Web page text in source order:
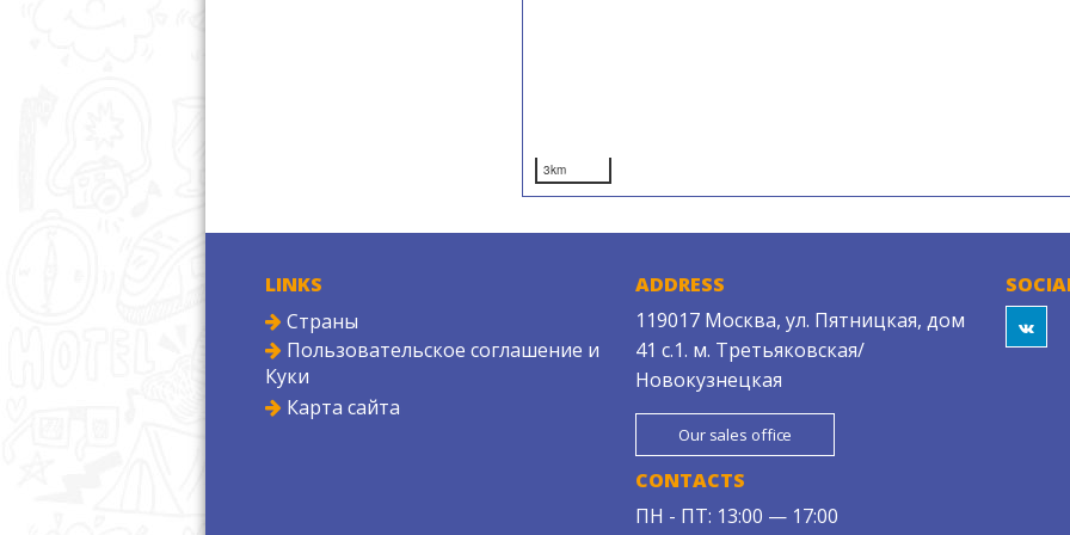
3km
LINKS
Страны
Пользовательское соглашение и
Куки
Карта сайта
ADDRESS
119017 Москва, ул. Пятницкая, дом
41 с.1. м. Третьяковская/
Новокузнецкая
Our sales office
CONTACTS
ПН - ПТ: 13:00 — 17:00